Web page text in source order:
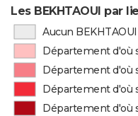
Les BEKHTAOUI par
Aucun
Département d'où
Département d'où
Département d'où
Département d'où